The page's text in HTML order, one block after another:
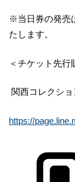
※当日券の発売
たします。
＜チケット先行
関西コレクシ
https://